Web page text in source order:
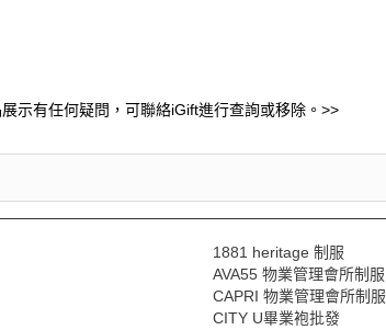
示有任何疑問，可聯絡iGift進行查詢或移除。>>
1881 heritage 制服
AVA55 物業管理會所制服
CAPRI 物業管理會所制服
CITY U畢業袍批發